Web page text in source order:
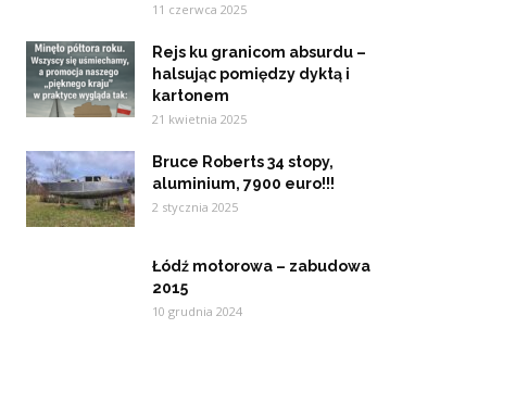
11 czerwca 2025
Rejs ku granicom absurdu –
halsując pomiędzy dyktą i
kartonem
21 kwietnia 2025
Bruce Roberts 34 stopy,
aluminium, 7900 euro!!!
2 stycznia 2025
Łódź motorowa – zabudowa
2015
10 grudnia 2024